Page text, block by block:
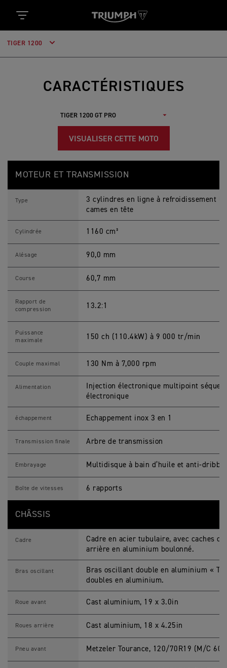
TIGER 1200
CARACTÉRISTIQUES
VISUALISER CETTE MOTO
a
r
i
e
t
MOTEUR ET TRANSMISSION
Type
3 cylindres en ligne à refroidissement
cames en tête
Cylindrée 1160 cm³
Alésage 90,0 mm
Course 60,7 mm
Rapport de
compression
13.2:1
Puissance
maximale
150 ch (110.4kW) à 9 000 tr/min
Couple maximal 130 Nm à 7,000 rpm
Alimentation
Injection électronique multipoint
électronique
échappement Echappement inox 3 en 1
Transmission finale Arbre de transmission
Embrayage Multidisque à bain d’huile et anti-
Boîte de vitesses 6 rapports
CHÂSSIS
Cadre
Cadre en acier tubulaire, avec caches
arrière en aluminium boulonné.
Bras oscillant
Bras oscillant double en aluminium «
doubles en aluminium.
Roue avant Cast aluminium, 19 x 3.0in
Roues arrière Cast aluminium, 18 x 4.25in
Pneu avant Metzeler Tourance, 120/70R19 (M/C